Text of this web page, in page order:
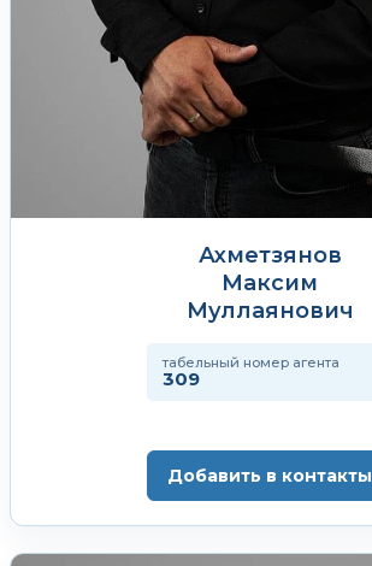
Ахметзянов
Максим
Муллаянович
табельный номер агента
309
Добавить в контакты